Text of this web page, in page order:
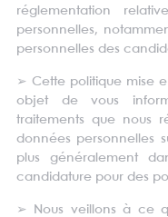
réglementation
personnelles,
personnelles des
➢ Cette politique mise
objet de vous
traitements que nous
données personnelles
plus généralement
candidature pour des
➢ Nous veillons à ce